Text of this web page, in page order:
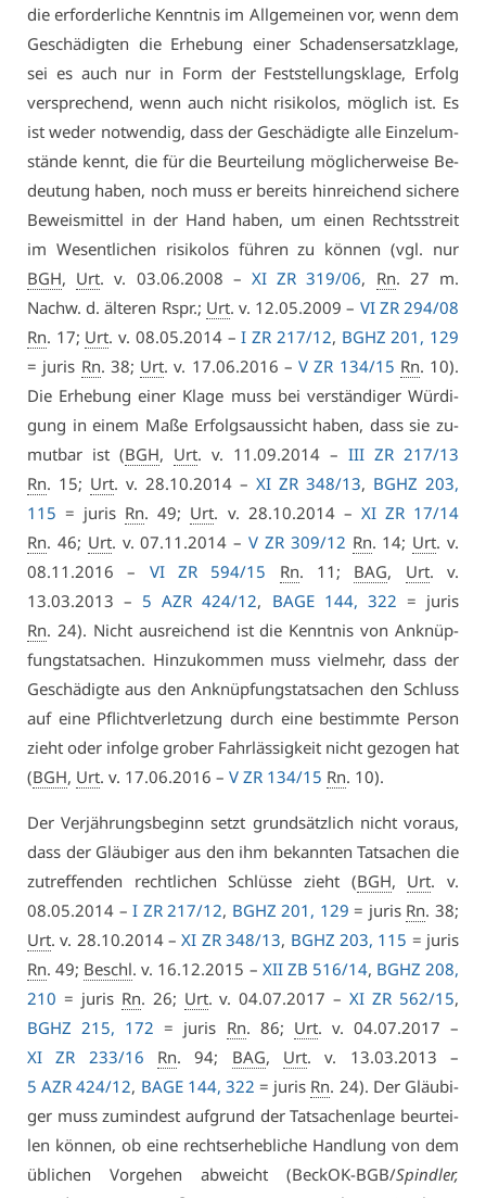
die er­for­der­li­che Kennt­nis im All­ge­mei­nen vor, wenn dem
Ge­schä­dig­ten die Er­he­bung ei­ner Scha­dens­er­satz­kla­ge,
sei es auch nur in Form der Fest­stel­lungs­kla­ge, Er­folg
ver­spre­chend, wenn auch nicht ri­si­ko­los, mög­lich ist. Es
ist we­der not­wen­dig, dass der Ge­schä­dig­te al­le Ein­zel­um­
stän­de kennt, die für die Be­ur­tei­lung mög­li­cher­wei­se Be­
deu­tung ha­ben, noch muss er be­reits hin­rei­chend si­che­re
Be­weis­mit­tel in der Hand ha­ben, um ei­nen Rechts­streit
im We­sent­li­chen ri­si­ko­los füh­ren zu kön­nen (vgl. nur
BGH, Urt. v. 03.06.2008 –XI ZR 319/06, Rn. 27 m.
Nachw. d. äl­te­ren Rspr.; Urt. v. 12.05.2009 – VI ZR 294/08
Rn. 17; Urt. v. 08.05.2014 –I ZR 217/12, BGHZ 201, 129
= ju­ris Rn. 38; Urt. v. 17.06.2016 – V ZR 134/15 Rn. 10).
Die Er­he­bung ei­ner Kla­ge muss bei ver­stän­di­ger Wür­di­
gung in ei­nem Ma­ße Er­folgs­aus­sicht ha­ben, dass sie zu­
mut­bar ist (BGH, Urt. v. 11.09.2014 – III ZR 217/13
Rn. 15; Urt. v. 28.10.2014 – XI ZR 348/13, BGHZ 203,
115 = ju­ris Rn. 49; Urt. v. 28.10.2014 – XI ZR 17/14
Rn. 46; Urt. v. 07.11.2014 –V ZR 309/12 Rn. 14; Urt. v.
08.11.2016 – VI ZR 594/15 Rn. 11; BAG, Urt. v.
13.03.2013 – 5 AZR 424/12, BA­GE 144, 322 = ju­ris
Rn. 24). Nicht aus­rei­chend ist die Kennt­nis von An­knüp­
fungs­tat­sa­chen. Hin­zu­kom­men muss viel­mehr, dass der
Ge­schä­dig­te aus den An­knüp­fungs­tat­sa­chen den Schluss
auf ei­ne Pflicht­ver­let­zung durch ei­ne be­stimm­te Per­son
zieht oder in­fol­ge gro­ber Fahr­läs­sig­keit nicht ge­zo­gen hat
(BGH, Urt. v. 17.06.2016 – V ZR 134/15 Rn. 10).
Der Ver­jäh­rungs­be­ginn setzt grund­sätz­lich nicht vor­aus,
dass der Gläu­bi­ger aus den ihm be­kann­ten Tat­sa­chen die
zu­tref­fen­den recht­li­chen Schlüs­se zieht (BGH, Urt. v.
08.05.2014 –I ZR 217/12, BGHZ 201, 129 = ju­ris Rn. 38;
Urt. v. 28.10.2014 –XI ZR 348/13, BGHZ 203, 115 = ju­ris
Rn. 49; Beschl. v. 16.12.2015 – XII ZB 516/14, BGHZ 208,
210 = ju­ris Rn. 26; Urt. v. 04.07.2017 –XI ZR 562/15,
BGHZ 215, 172 = ju­ris Rn. 86; Urt. v. 04.07.2017 –
XI ZR 233/16
Rn. 94; BAG, Urt. v. 13.03.2013 –
5 AZR 424/12, BA­GE 144, 322 = ju­ris Rn. 24). Der Gläu­bi­
ger muss zu­min­dest auf­grund der Tat­sa­chen­la­ge be­ur­tei­
len kön­nen, ob ei­ne rechts­er­heb­li­che Hand­lung von dem
üb­li­chen Vor­ge­hen ab­weicht (Be­ckOK-BGB/Spind­ler,